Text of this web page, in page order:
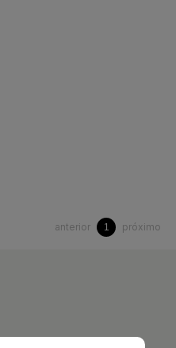
anterior 1 próximo